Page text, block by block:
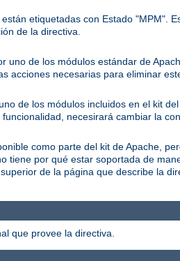
están etiquetadas con Estado "MPM".
de la directiva.
uno de los módulos estándar de
acciones necesarias para eliminar
de los módulos incluidos en el kit
necesirará cambiar la
como parte del kit de Apache,
tiene por qué estar soportada de
de la página que describe la
que provee la directiva.